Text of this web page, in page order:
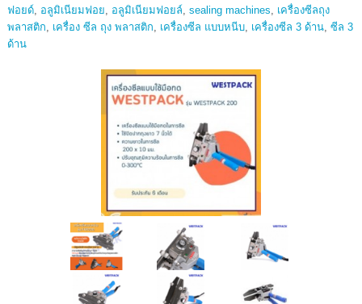
ฟอยด์, อลูมิเนียมฟอย, อลูมิเนียมฟอยล์, sealing machines, เครื่องซีลถุง
พลาสติก, เครื่อง ซีล ถุง พลาสติก, เครื่องซีล แบบหนีบ, เครื่องซีล 3 ด้าน, ซีล 3
ด้าน